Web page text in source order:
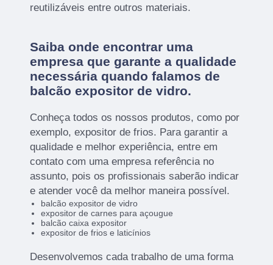
reutilizáveis entre outros materiais.
Saiba onde encontrar uma
empresa que garante a qualidade
necessária quando falamos de
balcão expositor de vidro.
Conheça todos os nossos produtos, como por
exemplo, expositor de frios. Para garantir a
qualidade e melhor experiência, entre em
contato com uma empresa referência no
assunto, pois os profissionais saberão indicar
e atender você da melhor maneira possível.
balcão expositor de vidro
expositor de carnes para açougue
balcão caixa expositor
expositor de frios e laticínios
Desenvolvemos cada trabalho de uma forma